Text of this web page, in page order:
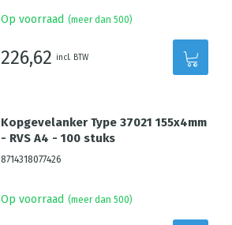
Op voorraad (meer dan 500)
226,62 incl. BTW
Kopgevelanker Type 37021 155x4mm
- RVS A4 - 100 stuks
8714318077426
Op voorraad (meer dan 500)